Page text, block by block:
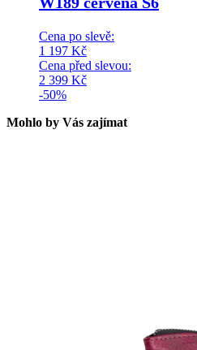
Cena po slevě:
1 197 Kč
Cena před slevou:
2 399 Kč
-50%
Mohlo by Vás zajímat